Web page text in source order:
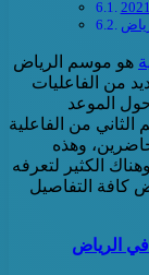
هو موسم الرياض
من الفاعليات
الموعد
جاء الموسم الثاني من الفاعلية
وهذه
من أفضل مفاجآت موسم الرياض 2021، وهناك الكثير لتعرفه
كافة التفاصيل
الرياض